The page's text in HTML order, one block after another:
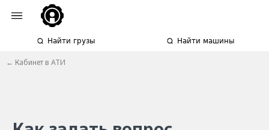
Найти грузы Найти машины
← Кабинет в АТИ